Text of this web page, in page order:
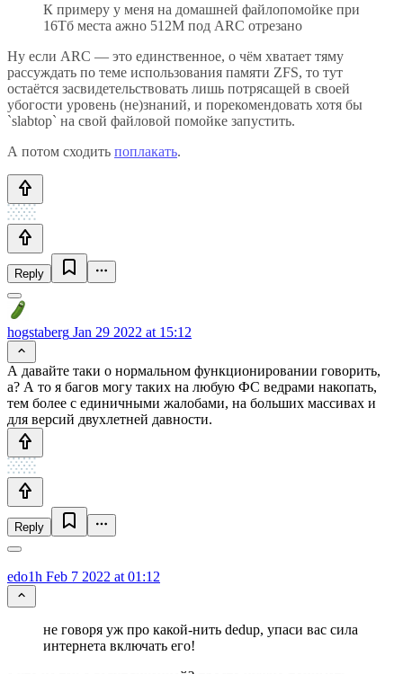
К примеру у меня на домашней файлопомойке при
16Тб места ажно 512М под ARC отрезано
Ну если ARC — это единственное, о чём хватает тяму
рассуждать по теме использования памяти ZFS, то тут
остаётся засвидетельствовать лишь потрясащей в своей
убогости уровень (не)знаний, и порекомендовать хотя бы
`slabtop` на свой файловой помойке запустить.
А потом сходить поплакать.
Reply
hogstaberg Jan 29 2022 at 15:12
А давайте таки о нормальном функционировании говорить,
а? А то я багов могу таких на любую ФС ведрами накопать,
тем более с единичными жалобами, на больших массивах и
для версий двухлетней давности.
Reply
edo1h Feb 7 2022 at 01:12
не говоря уж про какой-нить dedup, упаси вас сила
интернета включать его!